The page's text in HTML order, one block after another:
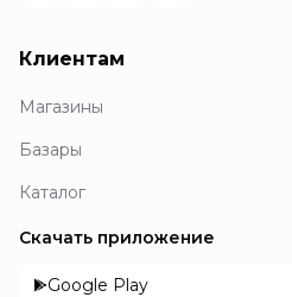
Клиентам
Магазины
Базары
Каталог
Скачать приложение
Google Play